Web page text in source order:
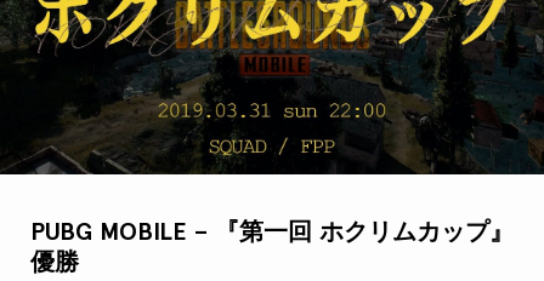
PUBG MOBILE – 『第一回 ホクリムカップ』
優勝